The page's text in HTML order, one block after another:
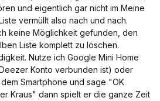
und eigentlich gar nicht im Meine
vermüllt also nach und nach.
keine Möglichkeit gefunden, den
Liste komplett zu löschen.
Nutze ich Google Mini Home
Konto verbunden ist) oder
Smartphone und sage "OK
Kraus" dann spielt er die ganze Zeit